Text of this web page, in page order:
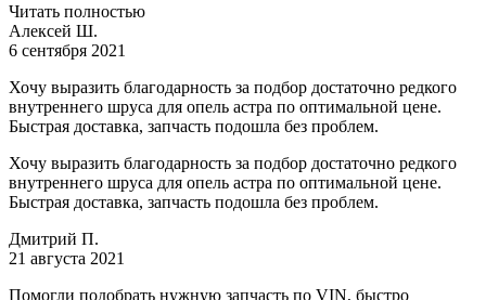
Читать полностью
Алексей Ш.
6 сентября 2021
Хочу выразить благодарность за подбор достаточно редкого
внутреннего шруса для опель астра по оптимальной цене.
Быстрая доставка, запчасть подошла без проблем.
Хочу выразить благодарность за подбор достаточно редкого
внутреннего шруса для опель астра по оптимальной цене.
Быстрая доставка, запчасть подошла без проблем.
Дмитрий П.
21 августа 2021
Помогли подобрать нужную запчасть по VIN, быстро